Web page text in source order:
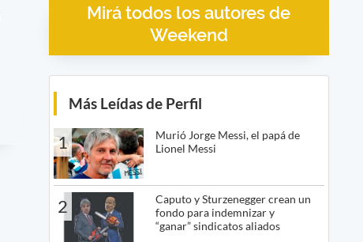
Mirá todos los autores de
Weekend
Más Leídas de Perfil
1
Murió Jorge Messi, el papá de
Lionel Messi
2
Caputo y Sturzenegger crean un
fondo para indemnizar y
“ganar” sindicatos aliados